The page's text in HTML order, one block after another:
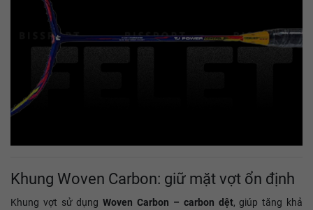
Khung Woven Carbon: giữ mặt vợt ổn định
Khung vợt sử dụngWoven Carbon – carbon dệt, giúp tăng khả